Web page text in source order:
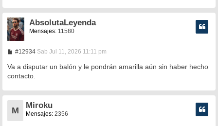
AbsolutaLeyenda
Mensajes: 11580
#12934M
n
a
e
Sab Jul 11, 2026 11:11 pm
Va a disputar un balón y le pondrán amarilla aún sin haber hecho
contacto.
M
Miroku
Mensajes: 2356